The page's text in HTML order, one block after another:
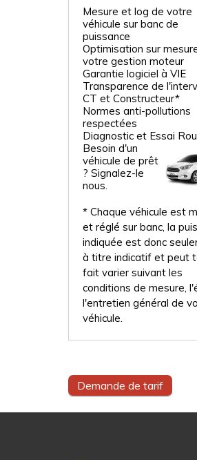
Mesure et log de votre
véhicule sur banc de
puissance
Optimisation sur
votre gestion moteur
Garantie logiciel à VIE
Transparence de
CT et Constructeur*
Normes anti-pollutions
respectées
Diagnostic et Essai
Besoin d'un
véhicule de prêt
? Signalez-le
nous.
* Chaque véhicule est
et réglé sur banc, la
indiquée est donc
à titre indicatif et peut
fait varier suivant les
conditions de mesure,
l'entretien général de
véhicule.
Demande de tarif